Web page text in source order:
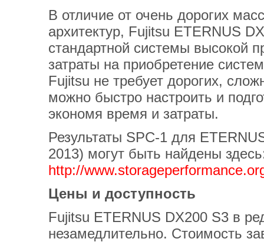
В отличие от очень дорогих
архитектур, Fujitsu ETERNUS
стандартной системы высокой
затраты на приобретение
Fujitsu не требует дорогих,
можно быстро настроить и
экономя время и затраты.
Результаты SPC-1 для
2013) могут быть найдены
http://
Цены и доступность
Fujitsu ETERNUS DX200 S3 в
незамедлительно. Стоимость